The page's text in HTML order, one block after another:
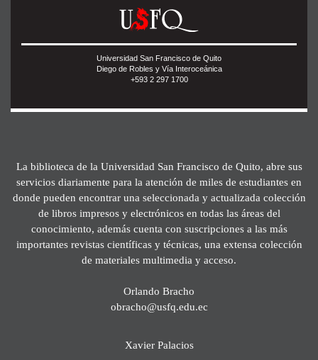
Universidad San Francisco de Quito
Diego de Robles y Vía Interoceánica
+593 2 297 1700
La biblioteca de la Universidad San Francisco de Quito, abre sus
servicios diariamente para la atención de miles de estudiantes en
donde pueden encontrar una seleccionada y actualizada colección
de libros impresos y electrónicos en todas las áreas del
conocimiento, además cuenta con suscripciones a las más
importantes revistas científicas y técnicas, una extensa colección
de materiales multimedia y acceso.
Orlando Bracho
obracho@usfq.edu.ec
Xavier Palacios